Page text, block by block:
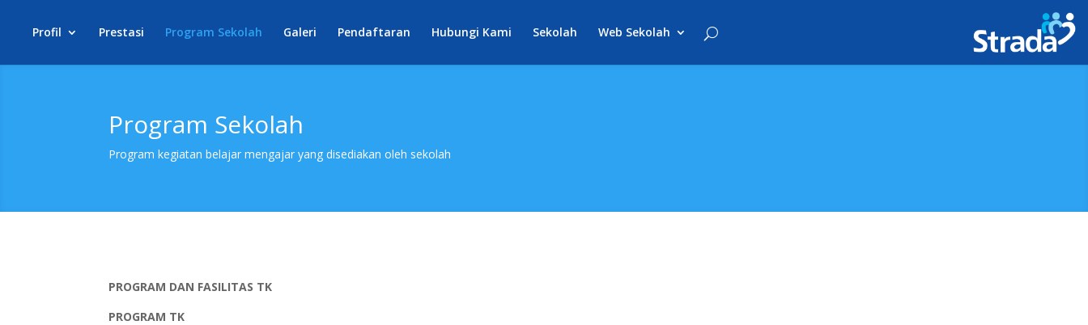
Profil Prestasi Program Sekolah Galeri Pendaftaran Hubungi Kami Sekolah Web Sekolah
Program Sekolah
Program kegiatan belajar mengajar yang disediakan oleh sekolah
PROGRAM DAN FASILITAS TK
PROGRAM TK